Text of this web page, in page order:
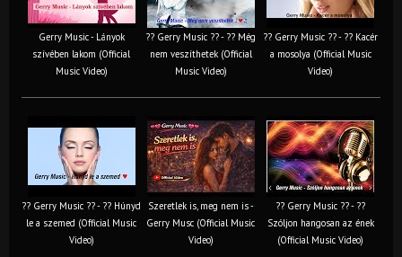
Gerry Music - Lányok
szívében lakom (Official
Music Video)
?? Gerry Music ?? - ?? Még
nem veszíthetek (Official
Music Video)
?? Gerry Music ?? - ?? Kacér
a mosolya (Official Music
Video)
?? Gerry Music ?? - ?? Húnyd
le a szemed (Official Music
Video)
Szeretlek is, meg nem is -
Gerry Musc (Official Music
Video)
?? Gerry Music ?? - ??
Szóljon hangosan az ének
(Official Music Video)